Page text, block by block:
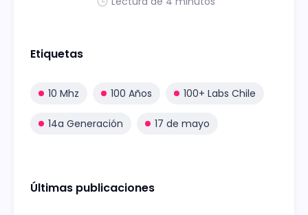
Etiquetas
10 Mhz 100 Años 100+ Labs Chile
14a Generación 17 de mayo
Últimas publicaciones